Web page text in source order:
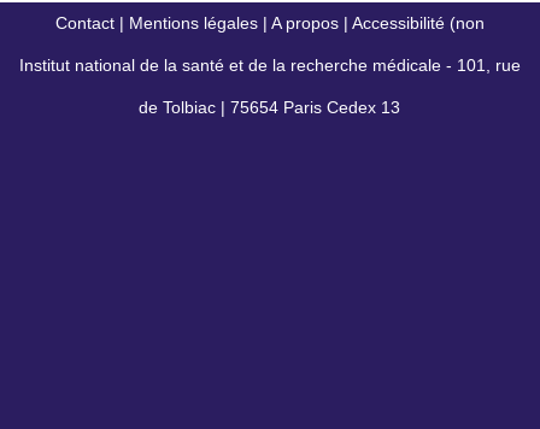
Contact | Mentions légales | A propos | Accessibilité (non
conforme)
Institut national de la santé et de la recherche médicale - 101, rue
de Tolbiac | 75654 Paris Cedex 13